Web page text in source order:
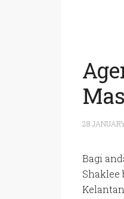
28
Bagi
Shaklee